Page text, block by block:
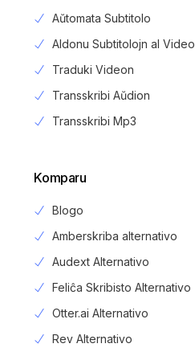
Aŭtomata Subtitolo
Aldonu Subtitolojn al Video
Traduki Videon
Transskribi Aŭdion
Transskribi Mp3
Komparu
Blogo
Amberskriba alternativo
Audext Alternativo
Feliĉa Skribisto Alternativo
Otter.ai Alternativo
Rev Alternativo